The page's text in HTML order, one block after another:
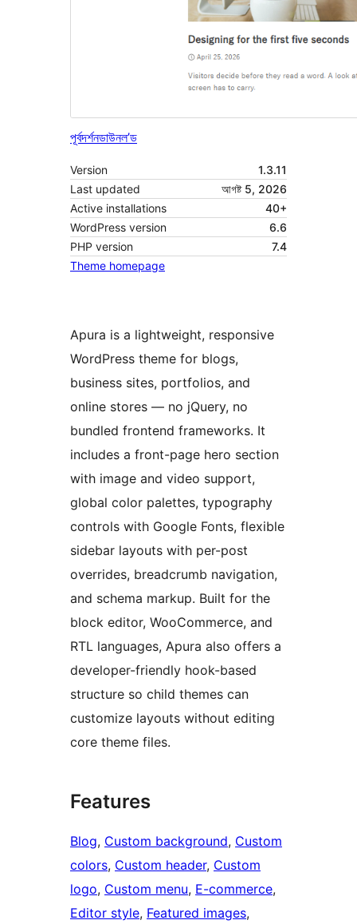
পূৰ্বদৰ্শনডাউনল’ড
Version
1.3.11
Last updated
আগষ্ট 5, 2026
Active installations
40+
WordPress version
6.6
PHP version
7.4
Theme homepage
Apura is a lightweight, responsive
WordPress theme for blogs,
business sites, portfolios, and
online stores — no jQuery, no
bundled frontend frameworks. It
includes a front-page hero section
with image and video support,
global color palettes, typography
controls with Google Fonts, flexible
sidebar layouts with per-post
overrides, breadcrumb navigation,
and schema markup. Built for the
block editor, WooCommerce, and
RTL languages, Apura also offers a
developer-friendly hook-based
structure so child themes can
customize layouts without editing
core theme files.
Features
Blog, Custom background, Custom
colors, Custom header, Custom
logo, Custom menu, E-commerce
Editor style, Featured images